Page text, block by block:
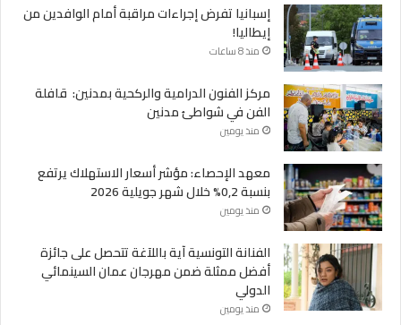
إسبانيا تفرض إجراءات مراقبة أمام الوافدين من
إيطاليا!
منذ 8 ساعات
مركز الفنون الدرامية والركحية بمدنين: قافلة
الفن في شواطئ مدنين
منذ يومين
معهد الإحصاء: مؤشر أسعار الاستهلاك يرتفع
بنسبة 0,2% خلال شهر جويلية 2026
منذ يومين
الفنانة التونسية آية باللآغة تتحصل على جائزة
أفضل ممثلة ضمن مهرجان عمان السينمائي
الدولي
منذ يومين